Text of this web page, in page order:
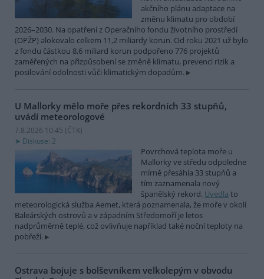
akčního plánu adaptace na
změnu klimatu pro období
2026–2030. Na opatření z Operačního fondu životního prostředí
(OPŽP) alokovalo celkem 11,2 miliardy korun. Od roku 2021 už bylo
z fondu částkou 8,6 miliard korun podpořeno 776 projektů
zaměřených na přizpůsobení se změně klimatu, prevenci rizik a
posilování odolnosti vůči klimatickým dopadům.
U Mallorky mělo moře přes rekordních 33 stupňů,
uvádí meteorologové
7.8.2026 10:45 (ČTK)
Diskuse: 2
Povrchová teplota moře u
Mallorky ve středu odpoledne
mírně přesáhla 33 stupňů a
tím zaznamenala nový
španělský rekord. Uvedla to
meteorologická služba Aemet, která poznamenala, že moře v okolí
Baleárských ostrovů a v západním Středomoří je letos
nadprůměrně teplé, což ovlivňuje například také noční teploty na
pobřeží.
Ostrava bojuje s bolševníkem velkolepým v obvodu